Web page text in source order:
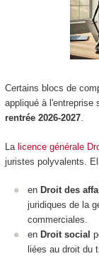
Certains blocs de
appliqué à l'entreprise
rentrée 2026-2027.
La licence générale
juristes polyvalents.
en Droit des
juridiques de la
commerciales.
en Droit social
liées au droit du